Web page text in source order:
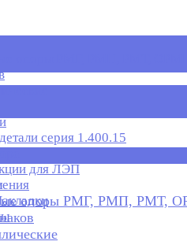
серия 1.400.15
для ЛЭП
опоры РМГ, РМП, РМТ,